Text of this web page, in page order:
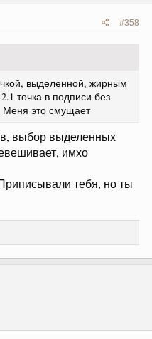
#358
выделенной, жирным
точка в подписи без
это смущает
выбор выделенных
имхо
тебя, но ты